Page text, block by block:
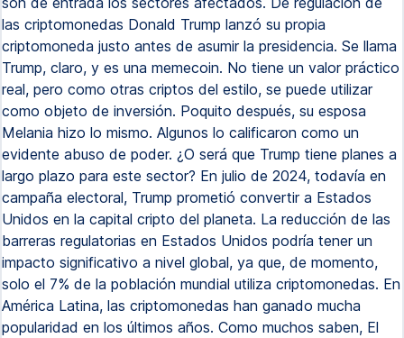
las criptomonedas Donald Trump lanzó su propia
criptomoneda justo antes de asumir la presidencia. Se llama
Trump, claro, y es una memecoin. No tiene un valor práctico
real, pero como otras criptos del estilo, se puede utilizar
como objeto de inversión. Poquito después, su esposa
Melania hizo lo mismo. Algunos lo calificaron como un
evidente abuso de poder. ¿O será que Trump tiene planes a
largo plazo para este sector? En julio de 2024, todavía en
campaña electoral, Trump prometió convertir a Estados
Unidos en la capital cripto del planeta. La reducción de las
barreras regulatorias en Estados Unidos podría tener un
impacto significativo a nivel global, ya que, de momento,
solo el 7% de la población mundial utiliza criptomonedas. En
América Latina, las criptomonedas han ganado mucha
popularidad en los últimos años. Como muchos saben, El